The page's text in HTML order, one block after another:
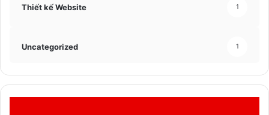
Thiết kế Website 1
Uncategorized 1